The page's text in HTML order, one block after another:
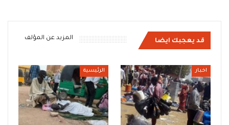
قد يعجبك ايضا المزيد عن المؤلف
اخبار الرئيسية